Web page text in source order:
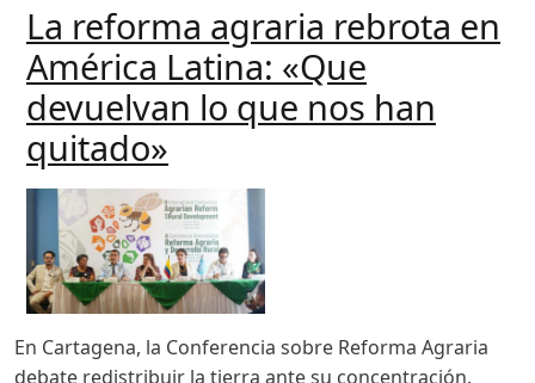
La reforma agraria rebrota en
América Latina: «Que
devuelvan lo que nos han
quitado»
En Cartagena, la Conferencia sobre Reforma Agraria
debate redistribuir la tierra ante su concentración.